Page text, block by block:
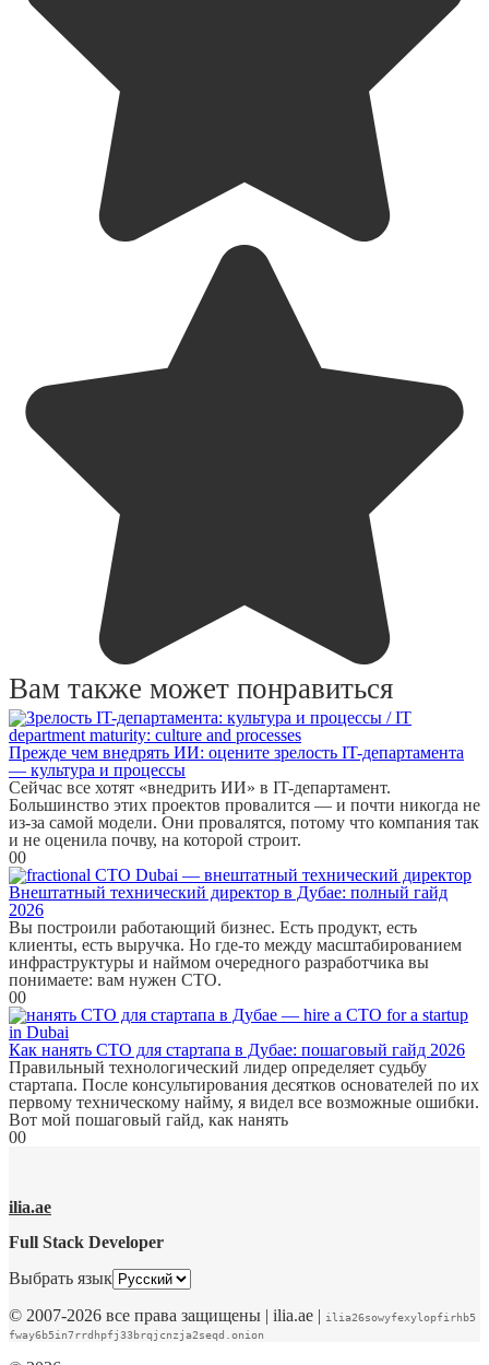
Вам также может понравиться
Прежде чем внедрять ИИ: оцените зрелость IT-департамента
— культура и процессы
Сейчас все хотят «внедрить ИИ» в IT-департамент.
Большинство этих проектов провалится — и почти никогда не
из-за самой модели. Они провалятся, потому что компания так
и не оценила почву, на которой строит.
00
Внештатный технический директор в Дубае: полный гайд
2026
Вы построили работающий бизнес. Есть продукт, есть
клиенты, есть выручка. Но где-то между масштабированием
инфраструктуры и наймом очередного разработчика вы
понимаете: вам нужен CTO.
00
Как нанять CTO для стартапа в Дубае: пошаговый гайд 2026
Правильный технологический лидер определяет судьбу
стартапа. После консультирования десятков основателей по их
первому техническому найму, я видел все возможные ошибки.
Вот мой пошаговый гайд, как нанять
00
ilia.ae
Full Stack Developer
Выбрать язык
© 2007-2026 все права защищены | ilia.ae | ilia26sowyfexylopfirhb5
fway6b5in7rrdhpfj33brqjcnzja2seqd.onion